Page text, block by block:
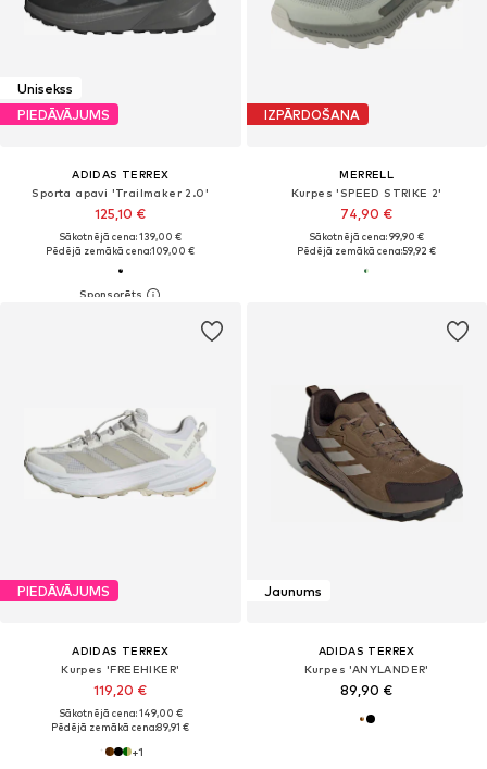
Unisekss
PIEDĀVĀJUMS
ADIDAS TERREX
Sporta apavi 'Trailmaker 2.0'
125,10 €
Sākotnējā cena: 139,00 €
Pēdējā zemākā cena:109,00 €
IZPĀRDOŠANA
MERRELL
Kurpes 'SPEED STRIKE 2'
74,90 €
Sākotnējā cena: 99,90 €
Pēdējā zemākā cena:59,92 €
PIEDĀVĀJUMS
ADIDAS TERREX
Kurpes 'FREEHIKER'
119,20 €
Sākotnējā cena: 149,00 €
Pēdējā zemākā cena:89,91 €
+1
Jaunums
ADIDAS TERREX
Kurpes 'ANYLANDER'
89,90 €